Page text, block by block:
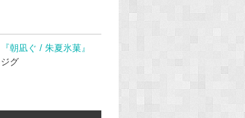
『朝凪ぐ / 朱夏氷菓』
ジグ